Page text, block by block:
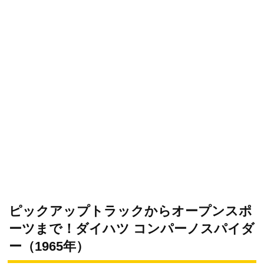
ピックアップトラックからオープンスポ
ーツまで！ダイハツ コンパーノスパイダ
ー（1965年）